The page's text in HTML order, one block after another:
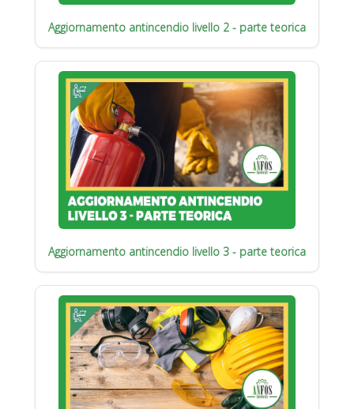
Aggiornamento antincendio livello 2 - parte teorica
Aggiornamento antincendio livello 3 - parte teorica